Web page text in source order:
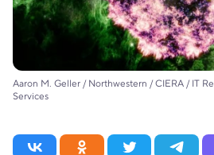
Aaron M. Geller / Northwestern / CIERA / IT
Services